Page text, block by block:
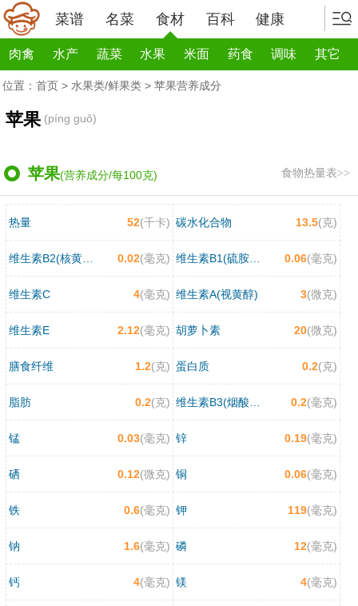
菜谱 名菜 食材 百科 健康
肉禽 水产 蔬菜 水果 米面 药食 调味 其它
位置： 首页 > 水果类/鲜果类 > 苹果营养成分
苹果 (píng guǒ)
苹果(营养成分/每100克) 食物热量表>>
热量 52(千卡) 碳水化合物 13.5(克)
维生素B2(核黄素) 0.02(毫克) 维生素B1(硫胺素) 0.06(毫克)
维生素C 4(毫克) 维生素A(视黄醇) 3(微克)
维生素E 2.12(毫克) 胡萝卜素 20(微克)
膳食纤维 1.2(克) 蛋白质 0.2(克)
脂肪 0.2(克) 0.2(毫克)
锰 0.03(毫克) 锌 0.19(毫克)
硒 0.12(微克) 铜 0.06(毫克)
铁 0.6(毫克) 钾 119(毫克)
钠 1.6(毫克) 磷 12(毫克)
钙 4(毫克) 镁 4(毫克)